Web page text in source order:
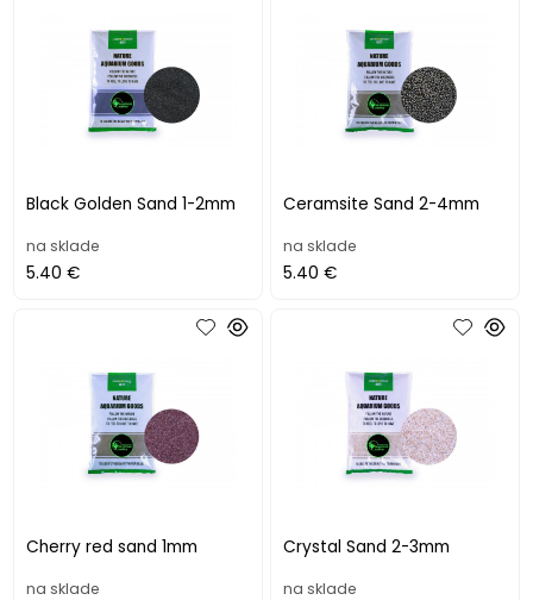
Black Golden Sand 1-2mm
na sklade
5.40 €
Ceramsite Sand 2-4mm
na sklade
5.40 €
Cherry red sand 1mm
na sklade
Crystal Sand 2-3mm
na sklade